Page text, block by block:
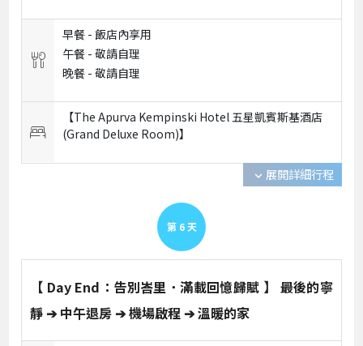
早餐 -飯店內享用
午餐 -敬請自理
晚餐 -敬請自理
【The Apurva Kempinski Hotel 五星凱賓斯基酒店
(Grand Deluxe Room)】
expand_more 展開詳細行程
第 6 天
【 Day End：告別峇里．滿載回憶歸賦 】 最後的寧
靜 ➔ 中午退房 ➔ 機場啟程 ➔ 溫暖的家